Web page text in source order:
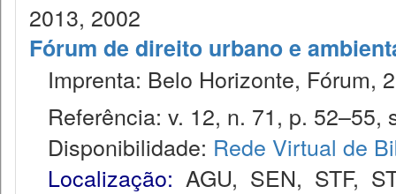
2013, 2002
Fórum de direito urbano e
Imprenta: Belo Horizonte, Fórum,
Referência: v. 12, n. 71, p. 52–55,
Disponibilidade: Rede Virtual de
Localização: AGU, SEN, STF,